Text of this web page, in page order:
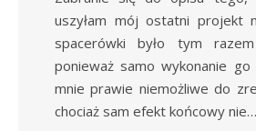
uszyłam mój ostatni projekt
spacerówki było tym
ponieważ samo wykonanie go
mnie prawie niemożliwe do
chociaż sam efekt końcowy nie…